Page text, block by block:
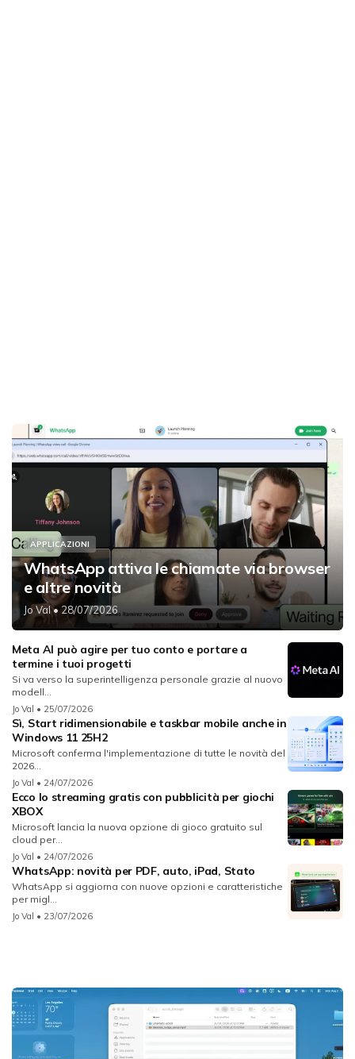
APPLICAZIONI
WhatsApp attiva le chiamate via browser
e altre novità
Jo Val• 28/07/2026
Meta AI può agire per tuo conto e portare a
termine i tuoi progetti
Si va verso la superintelligenza personale grazie al nuovo
modell...
Jo Val • 25/07/2026
Sì, Start ridimensionabile e taskbar mobile anche in
Windows 11 25H2
Microsoft conferma l'implementazione di tutte le novità del
2026...
Jo Val • 24/07/2026
Ecco lo streaming gratis con pubblicità per giochi
XBOX
Microsoft lancia la nuova opzione di gioco gratuito sul
cloud per...
Jo Val • 24/07/2026
WhatsApp: novità per PDF, auto, iPad, Stato
WhatsApp si aggiorna con nuove opzioni e caratteristiche
per migl...
Jo Val • 23/07/2026